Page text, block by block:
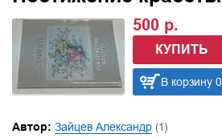
500 р.
КУПИТЬ
В корзину 0
Автор: Зайцев Александр (1)